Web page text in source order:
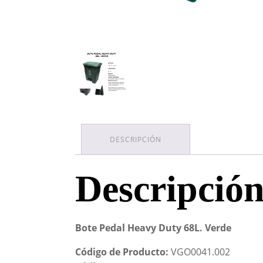
DESCRIPCIÓN
Bote Pedal Heavy Duty 68L. Verde
Código de Producto: VGO0041.002